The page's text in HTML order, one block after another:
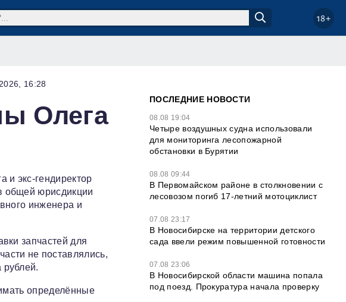
18+
16:28
Олега
и экс‑гендиректор
общей юрисдикции
инженера и
запчастей для
не поставлялись,
определённые
ПОСЛЕДНИЕ НОВОСТИ
08.08 19:04
Четыре воздушных судна использовали
для мониторинга лесопожарной
обстановки в Бурятии
08.08 09:44
В Первомайском районе в столкновении с
лесовозом погиб 17-летний мотоциклист
07.08 23:17
В Новосибирске на территории детского
сада ввели режим повышенной готовности
07.08 23:06
В Новосибирской области машина попала
под поезд. Прокуратура начала проверку